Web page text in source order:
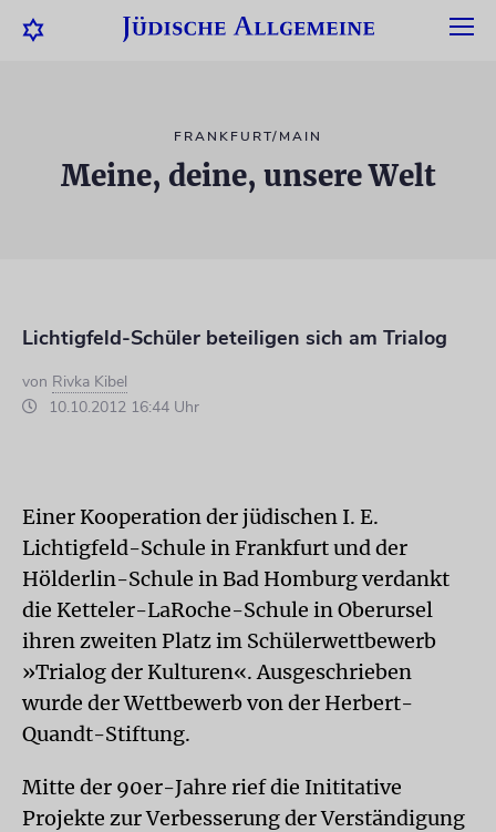
FRANKFURT/MAIN
Meine, deine, unsere Welt
Lichtigfeld-Schüler beteiligen sich am Trialog
von Rivka Kibel
10.10.2012 16:44 Uhr
Einer Kooperation der jüdischen I. E.
Lichtigfeld-Schule in Frankfurt und der
Hölderlin-Schule in Bad Homburg verdankt
die Ketteler-LaRoche-Schule in Oberursel
ihren zweiten Platz im Schülerwettbewerb
»Trialog der Kulturen«. Ausgeschrieben
wurde der Wettbewerb von der Herbert-
Quandt-Stiftung.
Mitte der 90er-Jahre rief die Inititative
Projekte zur Verbesserung der Verständigung